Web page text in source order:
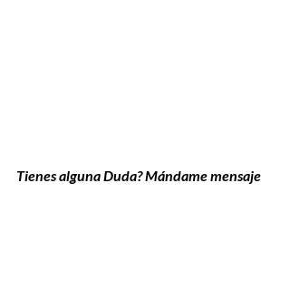
Tienes alguna Duda? Mándame mensaje